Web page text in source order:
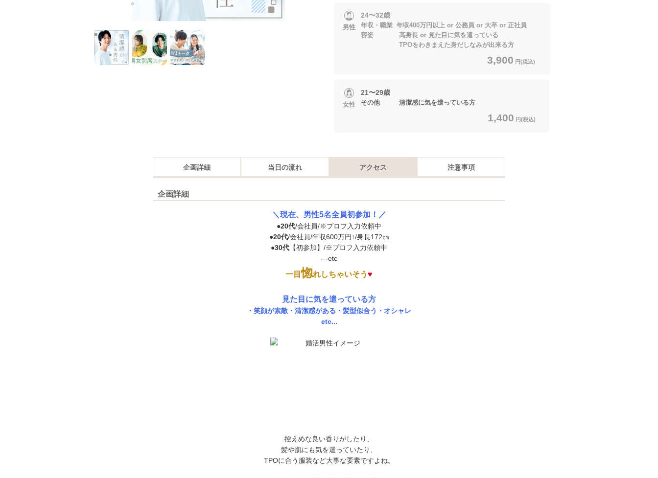
男性
24〜32歳
年収・職業 年収400万円以上 or 公務員 or 大卒 or 正社員
容姿 高身長 or 見た目に気を遣っている
TPOをわきまえた身だしなみが出来る方
3,900 円(税込)
女性
21〜29歳
その他 清潔感に気を遣っている方
1,400 円(税込)
企画詳細 当日の流れ アクセス 注意事項
企画詳細
＼現在、男性5名全員初参加！／
●20代/会社員/※プロフ入力依頼中
●20代/会社員/年収600万円↑/身長172㎝
●30代 【初参加】/※プロフ入力依頼中
---etc
一目惚れしちゃいそう♥
見た目に気を遣っている方
・笑顔が素敵・清潔感がある・髪型似合う・オシャレ
etc...
控えめな良い香りがしたり、
髪や肌にも気を遣っていたり、
TPOに合う服装など大事な要素ですよね。